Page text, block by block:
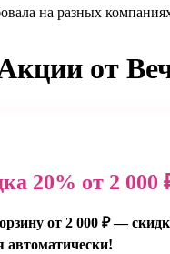
на разных
от
20% от 2 000
от 2 000 ₽ —
автоматически!